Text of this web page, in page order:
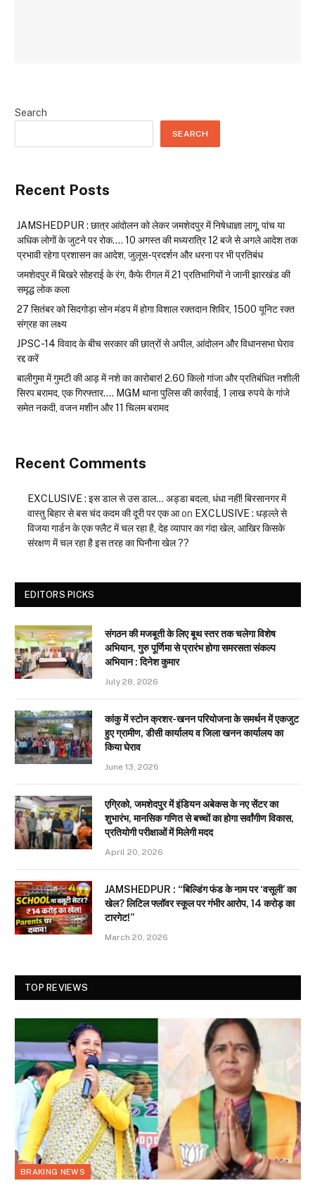
Search
SEARCH
Recent Posts
JAMSHEDPUR : छात्र आंदोलन को लेकर जमशेदपुर में निषेधाज्ञा लागू, पांच या
अधिक लोगों के जुटने पर रोक…. 10 अगस्त की मध्यरात्रि 12 बजे से अगले आदेश तक
प्रभावी रहेगा प्रशासन का आदेश, जुलूस-प्रदर्शन और धरना पर भी प्रतिबंध
जमशेदपुर में बिखरे सोहराई के रंग, कैफे रीगल में 21 प्रतिभागियों ने जानी झारखंड की
समृद्ध लोक कला
27 सितंबर को सिदगोड़ा सोन मंडप में होगा विशाल रक्तदान शिविर, 1500 यूनिट रक्त
संग्रह का लक्ष्य
JPSC-14 विवाद के बीच सरकार की छात्रों से अपील, आंदोलन और विधानसभा घेराव
रद्द करें
बालीगुमा में गुमटी की आड़ में नशे का कारोबार! 2.60 किलो गांजा और प्रतिबंधित नशीली
सिरप बरामद, एक गिरफ्तार…. MGM थाना पुलिस की कार्रवाई, 1 लाख रुपये के गांजे
समेत नकदी, वजन मशीन और 11 चिलम बरामद
Recent Comments
EXCLUSIVE : इस डाल से उस डाल… अड्डा बदला, धंधा नहीं! बिरसानगर में
वास्तु बिहार से बस चंद कदम की दूरी पर एक आon EXCLUSIVE : धड़ल्ले से
विजया गार्डन के एक फ्लैट में चल रहा है, देह व्यापार का गंदा खेल, आखिर किसके
संरक्षण में चल रहा है इस तरह का घिनौना खेल ??
EDITORS PICKS
संगठन की मजबूती के लिए बूथ स्तर तक चलेगा विशेष
अभियान, गुरु पूर्णिमा से प्रारंभ होगा समरसता संकल्प
अभियान : दिनेश कुमार
July 28, 2026
कांकु में स्टोन क्रशर-खनन परियोजना के समर्थन में एकजुट
हुए ग्रामीण, डीसी कार्यालय व जिला खनन कार्यालय का
किया घेराव
June 13, 2026
एग्रिको, जमशेदपुर में इंडियन अबेकस के नए सेंटर का
शुभारंभ, मानसिक गणित से बच्चों का होगा सर्वांगीण विकास,
प्रतियोगी परीक्षाओं में मिलेगी मदद
April 20, 2026
JAMSHEDPUR : “बिल्डिंग फंड के नाम पर ‘वसूली’ का
खेल? लिटिल फ्लॉवर स्कूल पर गंभीर आरोप, 14 करोड़ का
टारगेट!”
March 20, 2026
TOP REVIEWS
BRAKING NEWS